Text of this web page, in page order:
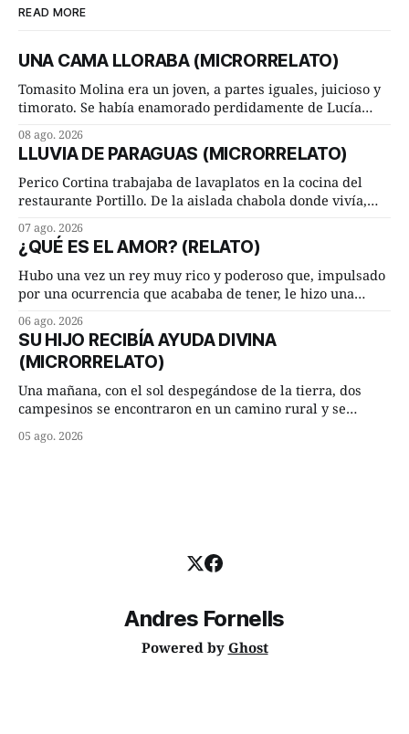
READ MORE
UNA CAMA LLORABA (MICRORRELATO)
Tomasito Molina era un joven, a partes iguales, juicioso y
timorato. Se había enamorado perdidamente de Lucía
ambos les iba de maravilla. Pero mantenían absoluta
discrepancia en un deseo ineluctable por parte de ella.
Lucía Arriate quería que ellos
08 ago. 2026
LLUVIA DE PARAGUAS (MICRORRELATO)
Perico Cortina trabajaba de lavaplatos en la cocina del
restaurante Portillo. De la aislada chabola donde vivía,
cuarto de hora andando a buen paso. Cierta noche,
terminada su jornada laboral caminaba él hacía su mísera
morada cundo comenzó a llover
07 ago. 2026
¿QUÉ ES EL AMOR? (RELATO)
Hubo una vez un rey muy rico y poderoso que, impulsado
por una ocurrencia que acababa de tener, le hizo una
Dime, hombre sabio, ¿qué es el amor según tú? Su
consejero, que era muy prudente y astuto le respondió de
inmediato:
06 ago. 2026
SU HIJO RECIBÍA AYUDA DIVINA
(MICRORRELATO)
Una mañana, con el sol despegándose de la tierra, dos
campesinos se encontraron en un camino rural y se
remolachas, Manuel? —quiso saber uno. —Eso acabo de
05 ago. 2026
Andres Fornells
Powered by Ghost